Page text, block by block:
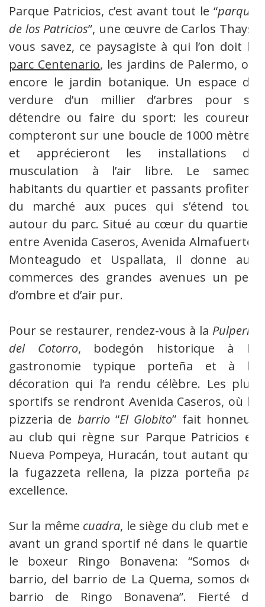
Parque Patricios, c’est avant tout le “parque
de los Patricios”, une œuvre de Carlos Thays;
vous savez, ce paysagiste à qui l’on doit le
parc Centenario, les jardins de Palermo, ou
encore le jardin botanique. Un espace de
verdure d’un millier d’arbres pour se
détendre ou faire du sport: les coureurs
compteront sur une boucle de 1000 mètres
et apprécieront les installations de
musculation à l’air libre. Le samedi,
habitants du quartier et passants profitent
du marché aux puces qui s’étend tout
autour du parc. Situé au cœur du quartier,
entre Avenida Caseros, Avenida Almafuerte,
Monteagudo et Uspallata, il donne aux
commerces des grandes avenues un peu
d’ombre et d’air pur.
Pour se restaurer, rendez-vous à la Pulpería
del Cotorro, bodegón historique à la
gastronomie typique porteña et à la
décoration qui l’a rendu célèbre. Les plus
sportifs se rendront Avenida Caseros, où la
pizzeria de barrio“El Globito” fait honneur
au club qui règne sur Parque Patricios et
Nueva Pompeya, Huracán, tout autant qu’à
la fugazzeta rellena, la pizza porteña par
excellence.
Sur la même cuadra, le siège du club met en
avant un grand sportif né dans le quartier,
le boxeur Ringo Bonavena: “Somos del
barrio, del barrio de La Quema, somos del
barrio de Ringo Bonavena”. Fierté du